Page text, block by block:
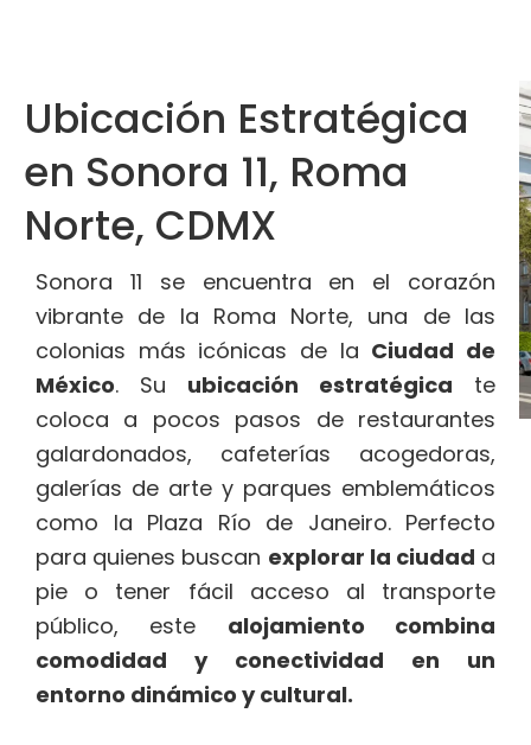
Ubicación Estratégica
en Sonora 11, Roma
Norte, CDMX
Sonora 11 se encuentra en el corazón
vibrante de la Roma Norte, una de las
colonias más icónicas de la Ciudad de
México. Su ubicación estratégica te
coloca a pocos pasos de restaurantes
galardonados, cafeterías acogedoras,
galerías de arte y parques emblemáticos
como la Plaza Río de Janeiro. Perfecto
para quienes buscan explorar la ciudad a
pie o tener fácil acceso al transporte
público, este alojamiento combina
comodidad y conectividad en un
entorno dinámico y cultural.